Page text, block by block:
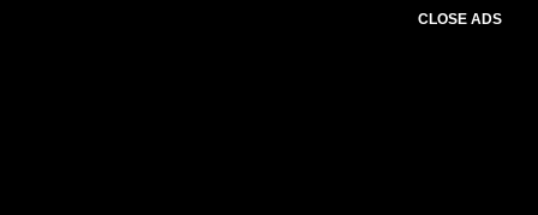
CLOSE ADS